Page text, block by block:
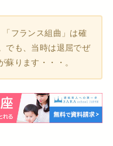
フランス組曲」は確
でも、当時は退屈でぜ
ります・・・。